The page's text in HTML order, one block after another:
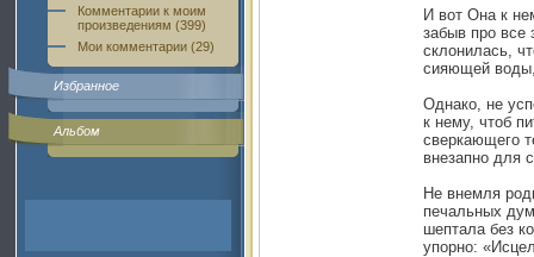
Комментарии к моим
произведениям (399)
Мои комментарии (29)
Избранное
Альбом
И вот Она к
забыв про все
склонилась,
сияющей
Однако, не
к нему, чтоб
сверкающего
внезапно для
Не внемля
печальных
шептала без
упорно: